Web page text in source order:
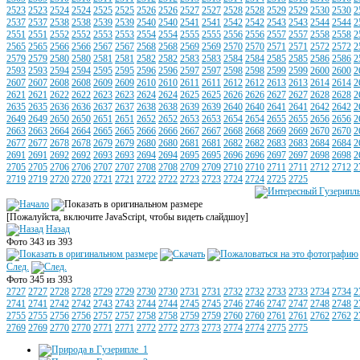
2523 2523 2524 2524 2525 2525 2526 2526 2527 2527 2528 2528 2529 2529 2530 2530
2537 2537 2538 2538 2539 2539 2540 2540 2541 2541 2542 2542 2543 2543 2544 2544
2551 2551 2552 2552 2553 2553 2554 2554 2555 2555 2556 2556 2557 2557 2558 2558
2565 2565 2566 2566 2567 2567 2568 2568 2569 2569 2570 2570 2571 2571 2572 2572
2579 2579 2580 2580 2581 2581 2582 2582 2583 2583 2584 2584 2585 2585 2586 2586
2593 2593 2594 2594 2595 2595 2596 2596 2597 2597 2598 2598 2599 2599 2600 2600
2607 2607 2608 2608 2609 2609 2610 2610 2611 2611 2612 2612 2613 2613 2614 2614
2621 2621 2622 2622 2623 2623 2624 2624 2625 2625 2626 2626 2627 2627 2628 2628
2635 2635 2636 2636 2637 2637 2638 2638 2639 2639 2640 2640 2641 2641 2642 2642
2649 2649 2650 2650 2651 2651 2652 2652 2653 2653 2654 2654 2655 2655 2656 2656
2663 2663 2664 2664 2665 2665 2666 2666 2667 2667 2668 2668 2669 2669 2670 2670
2677 2677 2678 2678 2679 2679 2680 2680 2681 2681 2682 2682 2683 2683 2684 2684
2691 2691 2692 2692 2693 2693 2694 2694 2695 2695 2696 2696 2697 2697 2698 2698
2705 2705 2706 2706 2707 2707 2708 2708 2709 2709 2710 2710 2711 2711 2712 2712
2719 2719 2720 2720 2721 2721 2722 2722 2723 2723 2724 2724 2725 2725
[Пожалуйста, включите JavaScript, чтобы видеть слайдшоу]
Назад
Фото 343 из 393
След.
Фото 345 из 393
2727 2727 2728 2728 2729 2729 2730 2730 2731 2731 2732 2732 2733 2733 2734 2734
2741 2741 2742 2742 2743 2743 2744 2744 2745 2745 2746 2746 2747 2747 2748 2748
2755 2755 2756 2756 2757 2757 2758 2758 2759 2759 2760 2760 2761 2761 2762 2762
2769 2769 2770 2770 2771 2771 2772 2772 2773 2773 2774 2774 2775 2775